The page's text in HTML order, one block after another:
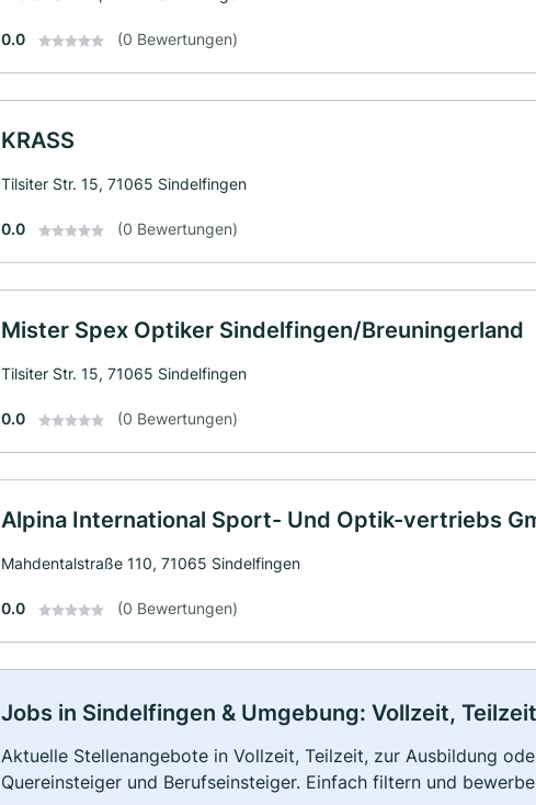
0.0 (0 Bewertungen)
KRASS
Tilsiter Str. 15, 71065 Sindelfingen
0.0 (0 Bewertungen)
Mister Spex Optiker Sindelfingen/Breuningerland
Tilsiter Str. 15, 71065 Sindelfingen
0.0 (0 Bewertungen)
Alpina International Sport- Und Optik-vertriebs
Mahdentalstraße 110, 71065 Sindelfingen
0.0 (0 Bewertungen)
Jobs in Sindelfingen & Umgebung: Vollzeit,
Aktuelle Stellenangebote in Vollzeit, Teilzeit, zur Ausbildung
Quereinsteiger und Berufseinsteiger. Einfach filtern und